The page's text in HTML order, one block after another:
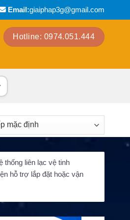
Email:giaiphap3g@gmail.com
Hotline: 0974.051.444
thống liên lạc vệ tinh
hỗ trợ lắp đặt hoặc vận